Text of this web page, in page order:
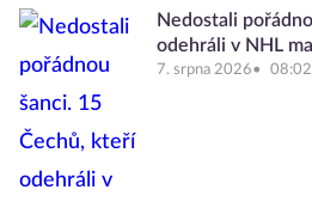
Nedostali
odehráli v NHL
7. srpna 2026 08:02